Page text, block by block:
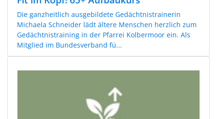
Die ganzheitlich ausgebildete Gedächtnistrainerin
Michaela Schneider lädt ältere Menschen herzlich zum
Gedächtnistraining in der Pfarrei Kolbermoor ein. Als
Mitglied im Bundesverband fü...